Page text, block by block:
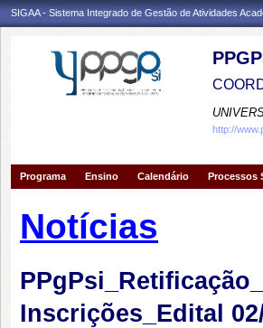
SIGAA - Sistema Integrado de Gestão de Atividades
http://
Programa Ensino Calendário Processos
Notícias
Inscrições_Edital